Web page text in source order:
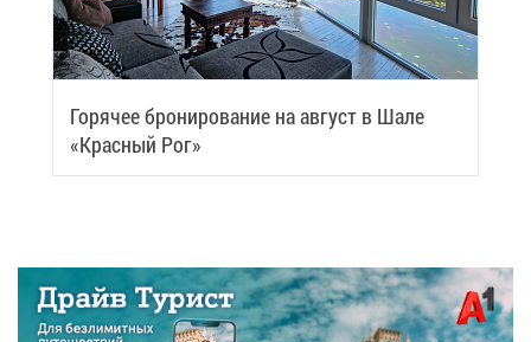
Го­ря­чее бро­ни­ро­ва­ние на ав­густ в Ша­ле
«Крас­ный Рог»